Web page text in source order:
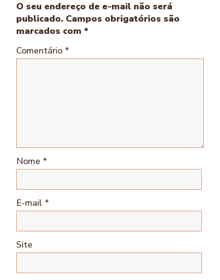
O seu endereço de e-mail não será
publicado. Campos obrigatórios são
marcados com *
Comentário *
Nome *
E-mail *
Site